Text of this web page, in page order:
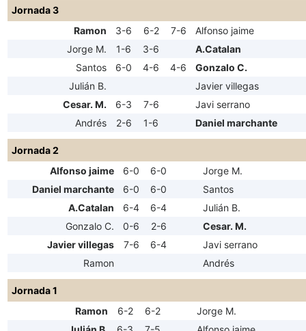
Jornada 3
Ramon
3-6 6-2 7-6
Alfonso jaime
Jorge M.
1-6 3-6
A.Catalan
Santos
6-0 4-6 4-6
Gonzalo C.
Julián B.
Javier villegas
Cesar. M.
6-3 7-6
Javi serrano
Andrés
2-6 1-6 Daniel marchante
Jornada 2
Alfonso jaime
6-0 6-0
Jorge M.
Daniel marchante
6-0 6-0
Santos
A.Catalan
6-4 6-4
Julián B.
Gonzalo C.
0-6 2-6
Cesar. M.
Javier villegas
7-6 6-4
Javi serrano
Ramon
Andrés
Jornada 1
Ramon
6-2 6-2
Jorge M.